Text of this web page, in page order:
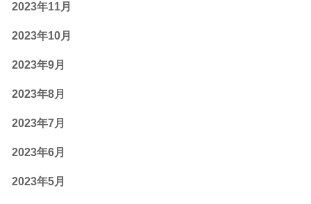
2023年11月
2023年10月
2023年9月
2023年8月
2023年7月
2023年6月
2023年5月